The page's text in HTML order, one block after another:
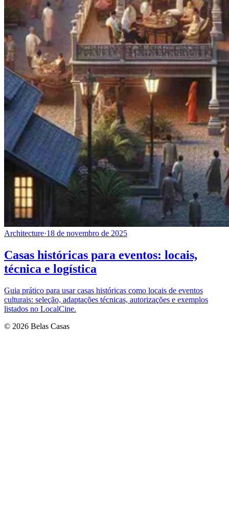
Architecture·18 de novembro de 2025
Casas históricas para eventos: locais,
técnica e logística
Guia prático para usar casas históricas como locais de eventos
culturais: seleção, adaptações técnicas, autorizações e exemplos
listados no LocalCine.
© 2026 Belas Casas